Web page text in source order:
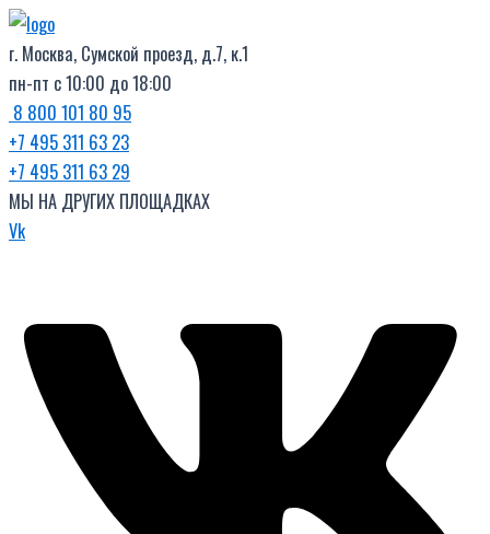
Перейти
к
содержимому
г. Москва, Сумской проезд, д.7, к.1
пн-пт с 10:00 до 18:00
8 800 101 80 95
+7 495 311 63 23
+7 495 311 63 29
МЫ НА ДРУГИХ ПЛОЩАДКАХ
Vk
Поиск
товаров